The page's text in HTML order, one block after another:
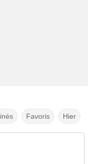
Favoris Hier